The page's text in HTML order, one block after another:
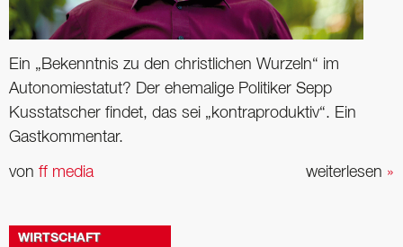
Ein „Bekenntnis zu den christlichen Wurzeln“ im
Autonomiestatut? Der ehemalige Politiker Sepp
Kusstatscher findet, das sei „kontraproduktiv“. Ein
Gastkommentar.
weiterlesen »
von ff media
WIRTSCHAFT